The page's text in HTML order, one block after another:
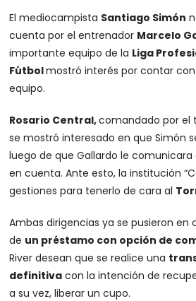
El mediocampista Santiago Simón
cuenta por el entrenador Marcelo
importante equipo de la Liga
Fútbolmostró interés por contar
equipo.
Rosario Central,comandado por
se mostró interesado en que Simón
luego de que Gallardo le
en cuenta. Ante esto, la institución
gestiones para tenerlo de cara al
Ambas dirigencias ya se pusieron
de un préstamo con opción de
River desean que se realice una
definitiva con la intención de
a su vez, liberar un cupo.